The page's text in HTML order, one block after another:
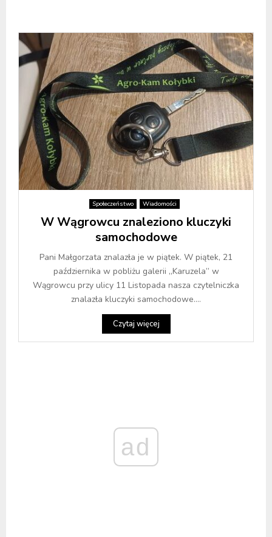
Społeczeństwo Wiadomości
W Wągrowcu znaleziono kluczyki
samochodowe
Pani Małgorzata znalazła je w piątek. W piątek, 21
października w pobliżu galerii „Karuzela” w
Wągrowcu przy ulicy 11 Listopada nasza czytelniczka
znalazła kluczyki samochodowe....
Czytaj więcej
ad